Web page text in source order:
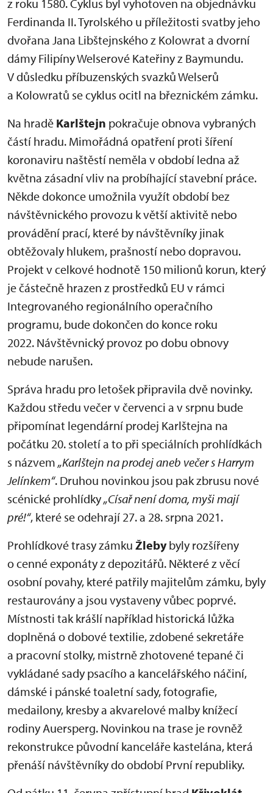
z roku 1580. Cyklus byl vyhotoven na objednávku
Ferdinanda II. Tyrolského u příležitosti svatby jeho
dvořana Jana Libštejnského z Kolowrat a dvorní
dámy Filipíny Welserové Kateřiny z Baymundu.
V důsledku příbuzenských svazků Welserů
a Kolowratů se cyklus ocitl na březnickém zámku.
Na hradě Karlštejn pokračuje obnova vybraných
částí hradu. Mimořádná opatření proti šíření
koronaviru naštěstí neměla v období ledna až
května zásadní vliv na probíhající stavební práce.
Někde dokonce umožnila využít období bez
návštěvnického provozu k větší aktivitě nebo
provádění prací, které by návštěvníky jinak
obtěžovaly hlukem, prašností nebo dopravou.
Projekt v celkové hodnotě 150 milionů korun, který
je částečně hrazen z prostředků EU v rámci
Integrovaného regionálního operačního
programu, bude dokončen do konce roku
2022. Návštěvnický provoz po dobu obnovy
nebude narušen.
Správa hradu pro letošek připravila dvě novinky.
Každou středu večer v červenci a v srpnu bude
připomínat legendární prodej Karlštejna na
počátku 20. století a to při speciálních prohlídkách
s názvem „Karlštejn na prodej aneb večer s Harrym
Jelínkem“. Druhou novinkou jsou pak zbrusu nové
scénické prohlídky„Císař není doma, myši mají
pré!“, které se odehrají 27. a 28. srpna 2021.
Prohlídkové trasy zámku Žlebybyly rozšířeny
o cenné exponáty z depozitářů. Některé z věcí
osobní povahy, které patřily majitelům zámku, byly
restaurovány a jsou vystaveny vůbec poprvé.
Místnosti tak krášlí například historická lůžka
doplněná o dobové textilie, zdobené sekretáře
a pracovní stolky, mistrně zhotovené tepané či
vykládané sady psacího a kancelářského náčiní,
dámské i pánské toaletní sady, fotografie,
medailony, kresby a akvarelové malby knížecí
rodiny Auersperg. Novinkou na trase je rovněž
rekonstrukce původní kanceláře kastelána, která
přenáší návštěvníky do období První republiky.